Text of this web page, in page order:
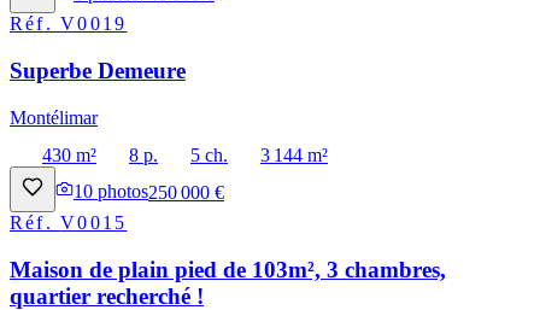
Réf.V0019
Superbe Demeure
Montélimar
430 m²
8 p. 5 ch.
3 144 m²
10 photos250 000 €
Réf.V0015
Maison de plain pied de 103m², 3 chambres,
quartier recherché !